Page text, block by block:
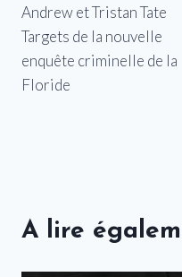
de
l’article
Andrew et Tristan Tate
Targets de la nouvelle
enquête criminelle de la
Floride
A lire